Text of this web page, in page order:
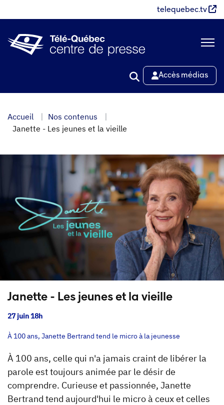
au
principal
telequebec.tv
Accès médias
Accueil
Nos contenus
Janette - Les jeunes et la vieille
Janette - Les jeunes et la vieille
27 juin 18h
À 100 ans, Janette Bertrand tend le micro à la jeunesse
À 100 ans, celle qui n'a jamais craint de libérer la
parole est toujours animée par le désir de
comprendre. Curieuse et passionnée, Janette
Bertrand tend aujourd'hui le micro à ceux et celles